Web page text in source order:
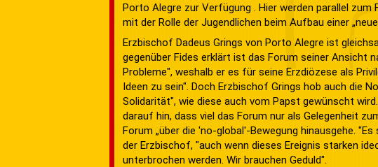
Porto Alegre zur Verfügung . Hier werden parallel
mit der Rolle der Jugendlichen beim Aufbau einer
Erzbischof Dadeus Grings von Porto Alegre ist
gegenüber Fides erklärt ist das Forum seiner Ansicht
Probleme", weshalb er es für seine Erzdiözese als
Ideen zu sein". Doch Erzbischof Grings hob auch die
Solidarität", wie diese auch vom Papst gewünscht
darauf hin, dass viel das Forum nur als Gelegenheit
Forum „über die 'no-global'-Bewegung hinausgehe.
der Erzbischof, "auch wenn dieses Ereignis starken
unterbrochen werden. Wir brauchen Geduld".